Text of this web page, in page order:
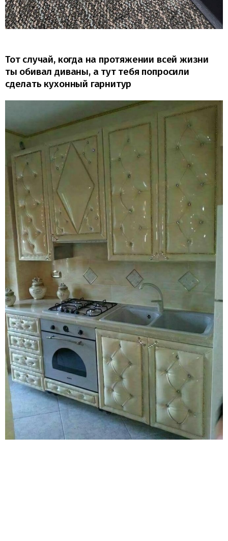
Тот случай, когда на протяжении всей жизни
ты обивал диваны, а тут тебя попросили
сделать кухонный гарнитур